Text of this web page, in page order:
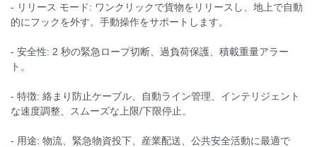
- リリース モード: ワンクリックで貨物をリリースし、地上で自動
的にフックを外す。手動操作をサポートします。
- 安全性: 2 秒の緊急ロープ切断、過負荷保護、積載重量アラー
ト。
- 特徴: 絡まり防止ケーブル、自動ライン管理、インテリジェント
な速度調整、スムーズな上限/下限停止。
- 用途: 物流、緊急物資投下、産業配送、公共安全活動に最適で